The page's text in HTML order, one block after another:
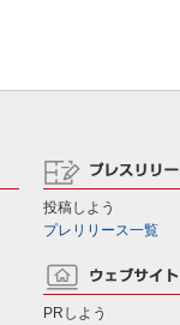
投稿しよう
プレリリース一覧
PRしよう